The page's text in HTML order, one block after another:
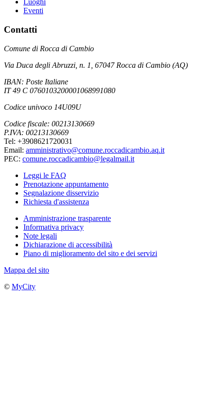
Luoghi
Eventi
Contatti
Comune di Rocca di Cambio
Via Duca degli Abruzzi, n. 1, 67047 Rocca di Cambio (AQ)
IBAN: Poste Italiane
IT 49 C 0760103200001068991080
Codice univoco 14U09U
Codice fiscale: 00213130669
P.IVA: 00213130669
Tel: +3908621720031
Email: amministrativo@comune.roccadicambio.aq.it
PEC: comune.roccadicambio@legalmail.it
Leggi le FAQ
Prenotazione appuntamento
Segnalazione disservizio
Richiesta d'assistenza
Amministrazione trasparente
Informativa privacy
Note legali
Dichiarazione di accessibilità
Piano di miglioramento del sito e dei servizi
Mappa del sito
© MyCity